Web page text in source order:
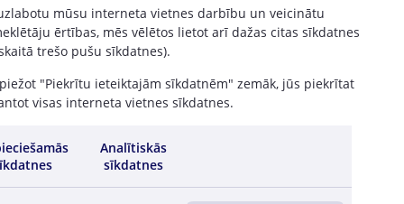
Latvija/ES, izņemot Latviju/Ārpus ES
(EUR)
(EUR)
351 286 2 167 682 421 423 664
55 698 328 505 896 55 973 506
mūsu interneta vietnes darbību un veicinātu
ērtības, mēs vēlētos lietot arī dažas citas sīkdatnes
trešo pušu sīkdatnes).
"Piekrītu ieteiktajām sīkdatnēm" zemāk, jūs piekrītat
visas interneta vietnes sīkdatnes.
Analītiskās
sīkdatnes